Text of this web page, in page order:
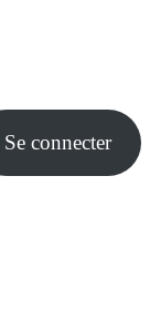
Se connecter